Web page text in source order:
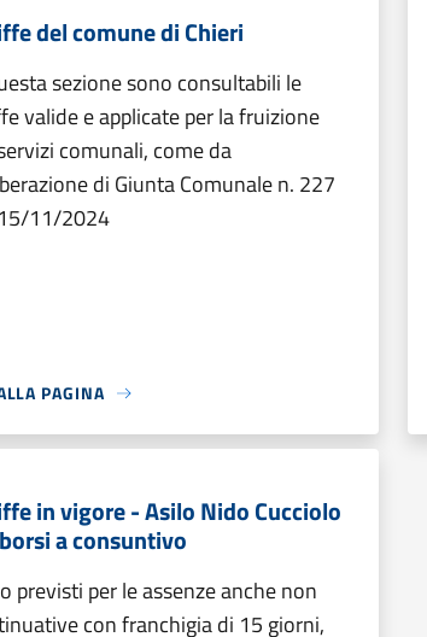
del comune di Chieri
sezione sono consultabili le
valide e applicate per la fruizione
comunali, come da
di Giunta Comunale n. 227
11/2024
PAGINA
in vigore - Asilo Nido Cucciolo
a consuntivo
previsti per le assenze anche non
con franchigia di 15 giorni,